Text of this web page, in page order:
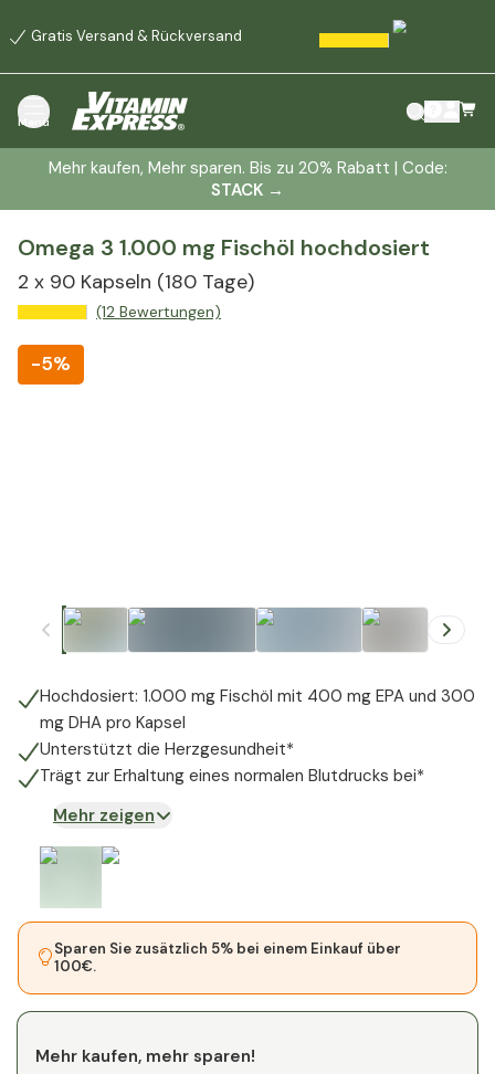
Gratis Versand & Rückversand
Menü
Mehr kaufen, Mehr sparen. Bis zu 20% Rabatt | Code:
STACK →
Omega 3 1.000 mg Fischöl hochdosiert
2 x 90 Kapseln (180 Tage)
(12 Bewertungen)
-5%
Hochdosiert: 1.000 mg Fischöl mit 400 mg EPA und 300
mg DHA pro Kapsel
Unterstützt die Herzgesundheit*
Trägt zur Erhaltung eines normalen Blutdrucks bei*
Mehr zeigen
Sparen Sie zusätzlich 5% bei einem Einkauf über
100€.
Mehr kaufen, mehr sparen!